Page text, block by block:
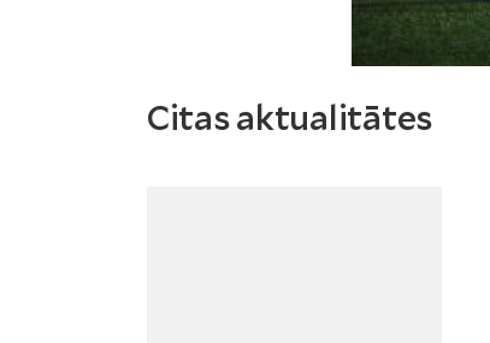
Citas aktualitātes